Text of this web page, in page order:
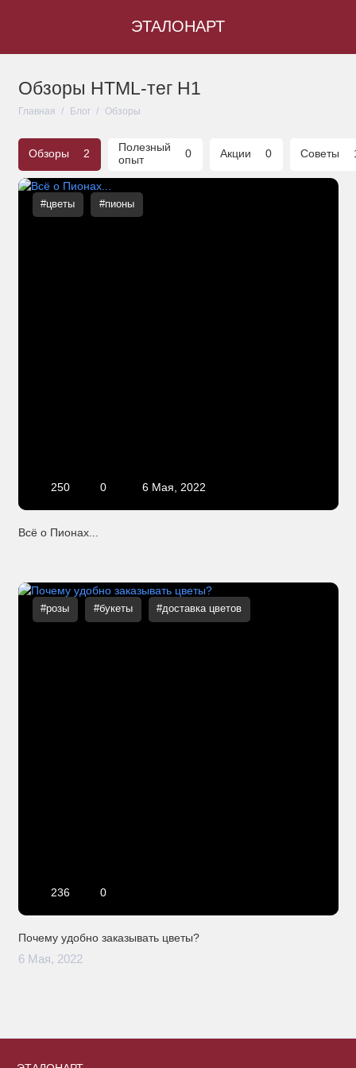
ЭТАЛОНАРТ
Обзоры HTML-тег H1
Главная Блог Обзоры
Обзоры 2
Полезный
опыт
0 Акции 0 Советы
#цветы #пионы
250 0 6 Мая, 2022
Всё о Пионах...
#розы #букеты #доставка цветов
236 0
Почему удобно заказывать цветы?
6 Мая, 2022